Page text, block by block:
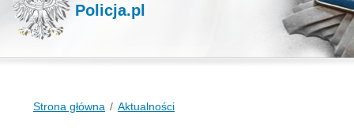
Policja.pl
Strona główna Aktualności